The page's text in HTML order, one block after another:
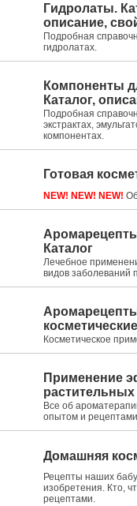
Гидролаты.
описание,
Подробная
гидролатах.
Компоненты
Каталог,
Подробная
экстрактах,
компонентах.
Готовая
NEW! NEW! NEW!
Каталог
Лечебное
видов заболеваний
Косметическое
Применение
Все об
опытом и
Домашняя
Рецепты наших
изобретения. Кто,
рецептами.